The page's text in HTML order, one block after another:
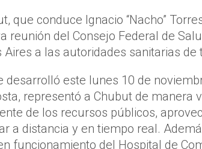
que conduce Ignacio “Nacho”
reunión del Consejo Federal de
a las autoridades sanitarias de
desarrolló este lunes 10 de
representó a Chubut de manera
de los recursos públicos,
a distancia y en tiempo real.
funcionamiento del Hospital de